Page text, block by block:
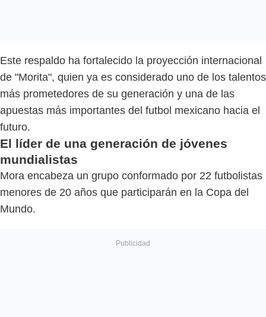
Este respaldo ha fortalecido la proyección internacional
de "Morita", quien ya es considerado uno de los talentos
más prometedores de su generación y una de las
apuestas más importantes del futbol mexicano hacia el
futuro.
El líder de una generación de jóvenes
mundialistas
Mora encabeza un grupo conformado por 22 futbolistas
menores de 20 años que participarán en la Copa del
Mundo.